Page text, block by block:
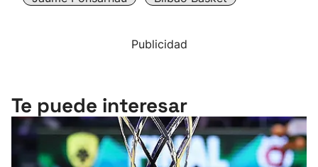
Publicidad
Te puede interesar